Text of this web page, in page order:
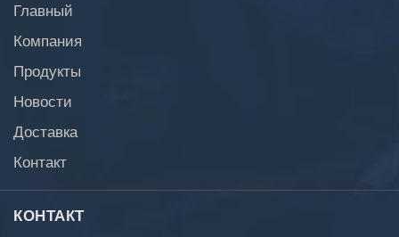
Главный
Компания
Продукты
Новости
Доставка
Контакт
КОНТАКТ